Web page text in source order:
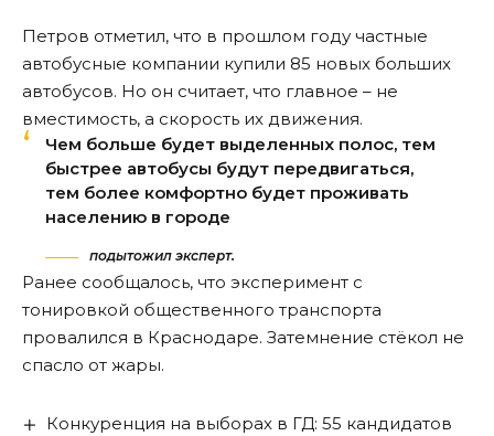
Петров отметил, что в прошлом году частные
автобусные компании купили 85 новых больших
автобусов. Но он считает, что главное – не
вместимость, а скорость их движения.
Чем больше будет выделенных полос, тем
быстрее автобусы будут передвигаться,
тем более комфортно будет проживать
населению в городе
подытожил эксперт.
Ранее сообщалось, что эксперимент с
тонировкой общественного транспорта
провалился в Краснодаре. Затемнение стёкол не
спасло от жары.
Конкуренция на выборах в ГД: 55 кандидатов